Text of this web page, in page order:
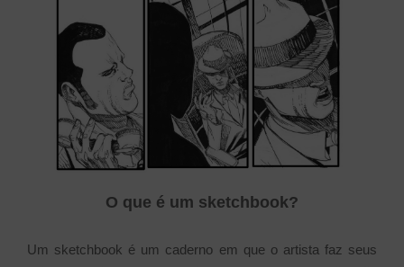
O que é um sketchbook?
Um sketchbook é um caderno em que o artista faz seus